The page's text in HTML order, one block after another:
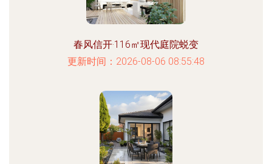
春风信开·116㎡现代庭院蜕变
更新时间：2026-08-06 08:55:48